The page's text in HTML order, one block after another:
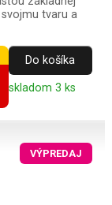
tvaru a
Do košíka
skladom 3 ks
VÝPREDAJ